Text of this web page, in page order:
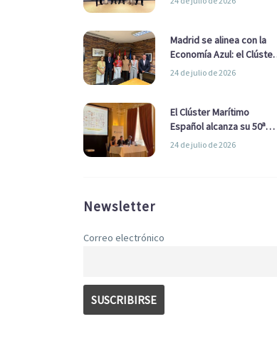
Madrid se alinea con la
Economía Azul: el Clúster
Marítimo Español y la Real
Ayuntamiento
24 de julio de 2026
El Clúster Marítimo
Español alcanza su 50ª
Asamblea reafirmando su
24 de julio de 2026
Newsletter
Correo electrónico